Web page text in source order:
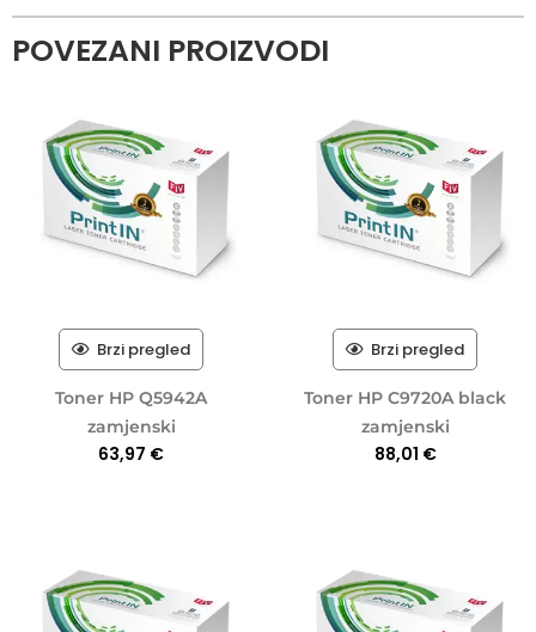
POVEZANI PROIZVODI
Brzi pregled
Toner HP Q5942A
zamjenski
63,97 €
Brzi pregled
Toner HP C9720A black
zamjenski
88,01 €